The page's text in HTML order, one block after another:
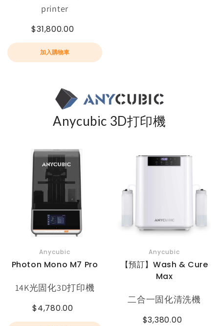
printer
$31,800.00
加入購物車
Anycubic 3D打印機
Anycubic
Photon Mono M7 Pro
14K光固化3D打印機
$4,780.00
Anycubic
【預訂】Wash & Cure
Max
二合一固化清洗機
$3,380.00